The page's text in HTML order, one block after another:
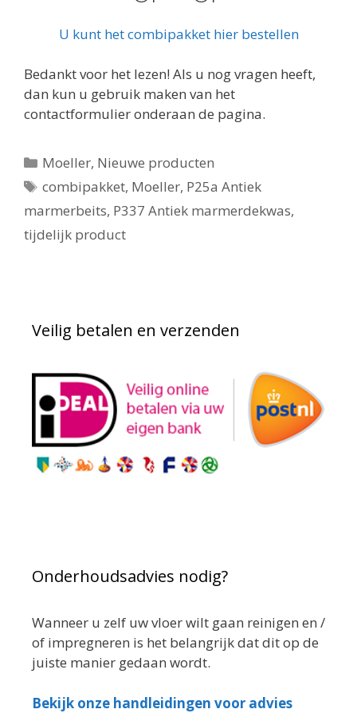
U kunt het combipakket hier bestellen
Bedankt voor het lezen! Als u nog vragen heeft,
dan kun u gebruik maken van het
contactformulier onderaan de pagina.
Categorieën
Moeller, Nieuwe producten
Tags
combipakket, Moeller, P25a Antiek
marmerbeits, P337 Antiek marmerdekwas,
tijdelijk product
Veilig betalen en verzenden
Onderhoudsadvies nodig?
Wanneer u zelf uw vloer wilt gaan reinigen en /
of impregneren is het belangrijk dat dit op de
juiste manier gedaan wordt.
Bekijk onze handleidingen voor advies